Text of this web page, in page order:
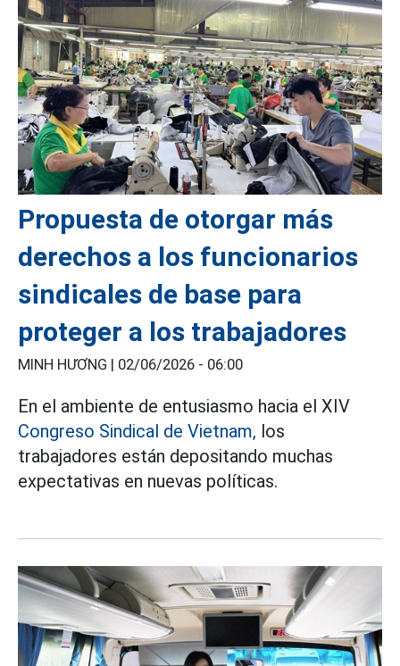
Propuesta de otorgar más
derechos a los funcionarios
sindicales de base para
proteger a los trabajadores
MINH HƯƠNG | 02/06/2026 - 06:00
En el ambiente de entusiasmo hacia el XIV
Congreso Sindical de Vietnam, los
trabajadores están depositando muchas
expectativas en nuevas políticas.